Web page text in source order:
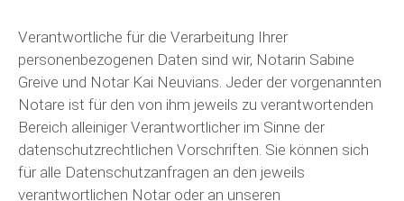
Verantwortliche für die Verarbeitung Ihrer
personenbezogenen Daten sind wir, Notarin Sabine
Greive und Notar Kai Neuvians. Jeder der vorgenannten
Notare ist für den von ihm jeweils zu verantwortenden
Bereich alleiniger Verantwortlicher im Sinne der
datenschutzrechtlichen Vorschriften. Sie können sich
für alle Datenschutzanfragen an den jeweils
verantwortlichen Notar oder an unseren